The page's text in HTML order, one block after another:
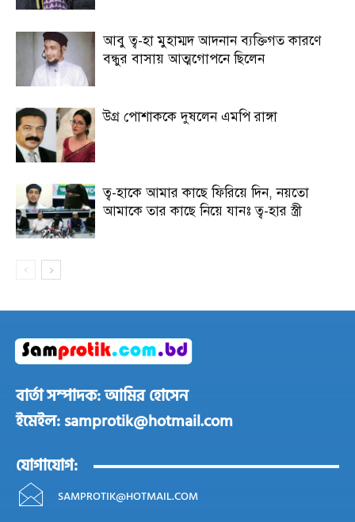
আবু ত্ব-হা মুহাম্মদ আদনান ব্যক্তিগত কারণে
বন্ধুর বাসায় আত্মগোপনে ছিলেন
উগ্র পোশাককে দুষলেন এমপি রাঙ্গা
ত্ব-হাকে আমার কাছে ফিরিয়ে দিন, নয়তো
আমাকে তার কাছে নিয়ে যানঃ ত্ব-হার স্ত্রী
বার্তা সম্পাদক: আমির হোসেন
ইমেইল: samprotik@hotmail.com
যোগাযোগ:
SAMPROTIK@HOTMAIL.COM